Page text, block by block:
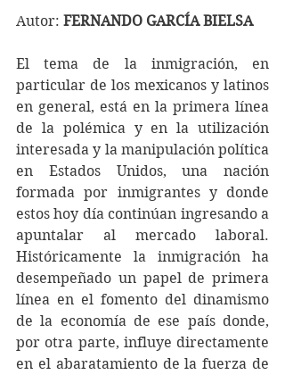
Autor: FERNANDO GARCÍA BIELSA
El tema de la inmigración, en
particular de los mexicanos y latinos
en general, está en la primera línea
de la polémica y en la utilización
interesada y la manipulación política
en Estados Unidos, una nación
formada por inmigrantes y donde
estos hoy día continúan ingresando a
apuntalar al mercado laboral.
Históricamente la inmigración ha
desempeñado un papel de primera
línea en el fomento del dinamismo
de la economía de ese país donde,
por otra parte, influye directamente
en el abaratamiento de la fuerza de